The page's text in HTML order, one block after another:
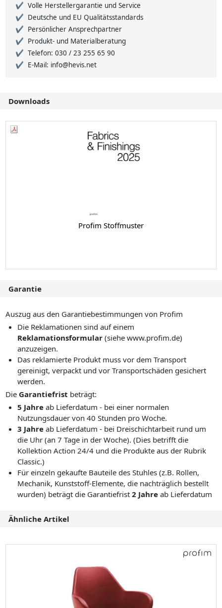
Volle Herstellergarantie und Service
Deutsche und EU Qualitätsstandards
Persönlicher Ansprechpartner
Produkt- und Materialberatung
Telefon: 030 / 23 255 65 90
E-Mail: info@hevis.net
Downloads
Profim Stoffmuster
Garantie
Auszug aus den Garantiebestimmungen von Profim
Die Reklamationen sind auf einem
Reklamationsformular (siehe www.profim.de)
anzuzeigen.
Das reklamierte Produkt muss vor dem Transport
gereinigt, verpackt und vor Transportschäden gesichert
werden.
Die Garantiefrist beträgt:
5 Jahre ab Lieferdatum - bei einer normalen
Nutzungsdauer von 40 Stunden pro Woche.
3 Jahre ab Lieferdatum - bei Dreischichtarbeit rund um
die Uhr (an 7 Tage in der Woche). (Dies betrifft die
Kollektion Action 24/4 und die Produkte aus der Rubrik
Classic.)
Für einzeln gekaufte Bauteile des Stuhles (z.B. Rollen,
Mechanik, Kunststoff-Elemente, die nachträglich bestellt
wurden) beträgt die Garantiefrist2 Jahre ab Lieferdatum
Ähnliche Artikel